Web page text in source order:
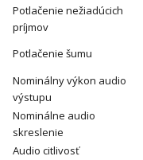
Potlačenie nežiadúcich
príjmov
Potlačenie šumu
Nominálny výkon audio
výstupu
Nominálne audio
skreslenie
Audio citlivosť